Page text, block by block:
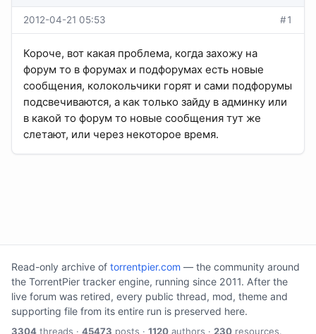
2012-04-21 05:53 #1
Короче, вот какая проблема, когда захожу на
форум то в форумах и подфорумах есть новые
сообщения, колокольчики горят и сами подфорумы
подсвечиваются, а как только зайду в админку или
в какой то форум то новые сообщения тут же
слетают, или через некоторое время.
Read-only archive of torrentpier.com — the community around
the TorrentPier tracker engine, running since 2011. After the
live forum was retired, every public thread, mod, theme and
supporting file from its entire run is preserved here.
3304 threads · 45473 posts · 1120 authors · 230 resources.